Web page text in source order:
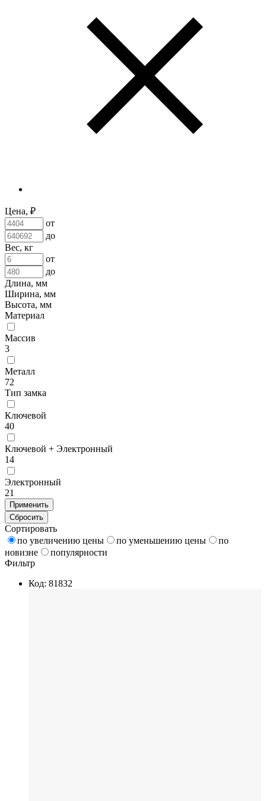
Цена, ₽
от
до
Вес, кг
от
до
Длина, мм
Ширина, мм
Высота, мм
Материал
Массив
3
Металл
72
Тип замка
Ключевой
40
Ключевой + Электронный
14
Электронный
21
Применить
Сбросить
Сортировать
по увеличению цены
по уменьшению цены
по
новизне
популярности
Фильтр
Код: 81832